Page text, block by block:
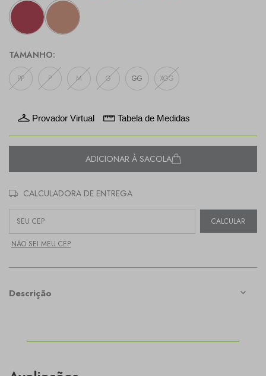
TAMANHO:
PP P M G GG XGG
Provador Virtual Tabela de Medidas
ADICIONAR À SACOLA
CALCULADORA DE ENTREGA
Entregas para o CEP:
CALCULAR
NÃO SEI MEU CEP
Descrição